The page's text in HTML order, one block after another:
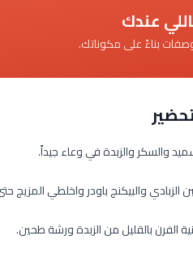
عندك
بناءً على مكوناتك.
والسكر والزبدة في وعاء جيداً.
الزبادي والبيكنج باودر واخلطي المزيج
الفرن بالقليل من الزبدة ورشة طحين.